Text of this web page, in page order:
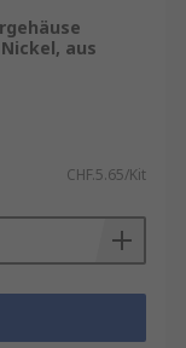
aus
CHF.5.65/Kit